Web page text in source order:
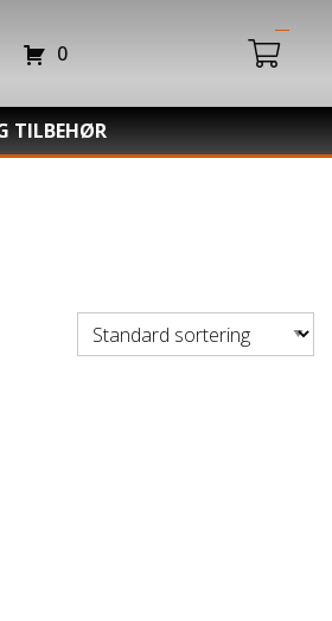
0
ingen produkter i handlekurven.
TILBEHØR